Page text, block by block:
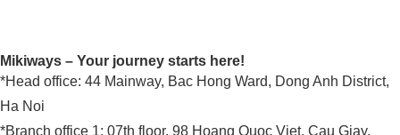
Mikiways – Your journey starts here!
*Head office: 44 Mainway, Bac Hong Ward, Dong Anh District,
Ha Noi
*Branch office 1: 07th floor, 98 Hoang Quoc Viet, Cau Giay,